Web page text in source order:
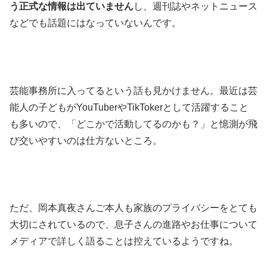
う正式な情報は出ていませんし、週刊誌やネットニュース
などでも話題にはなっていないんです。
芸能事務所に入ってるという話も見かけません。最近は芸
能人の子どもがYouTuberやTikTokerとして活躍すること
も多いので、「どこかで活動してるのかも？」と憶測が飛
び交いやすいのは仕方ないところ。
ただ、岡本真夜さんご本人も家族のプライバシーをとても
大切にされているので、息子さんの進路やお仕事について
メディアで詳しく語ることは控えているようですね。